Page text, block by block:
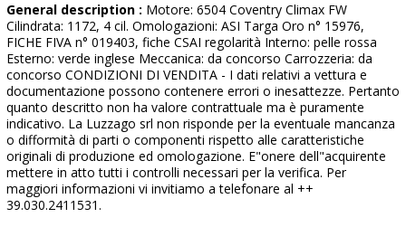
General description : Motore: 6504 Coventry Climax FW
Cilindrata: 1172, 4 cil. Omologazioni: ASI Targa Oro n° 15976,
FICHE FIVA n° 019403, fiche CSAI regolarità Interno: pelle rossa
Esterno: verde inglese Meccanica: da concorso Carrozzeria: da
concorso CONDIZIONI DI VENDITA - I dati relativi a vettura e
documentazione possono contenere errori o inesattezze. Pertanto
quanto descritto non ha valore contrattuale ma è puramente
indicativo. La Luzzago srl non risponde per la eventuale mancanza
o difformità di parti o componenti rispetto alle caratteristiche
originali di produzione ed omologazione. E"onere dell"acquirente
mettere in atto tutti i controlli necessari per la verifica. Per
maggiori informazioni vi invitiamo a telefonare al ++
39.030.2411531.